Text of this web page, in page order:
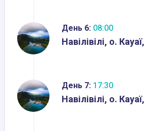
День 6: 08:00
Навілівілі, о.
День 7: 17:30
Навілівілі, о.